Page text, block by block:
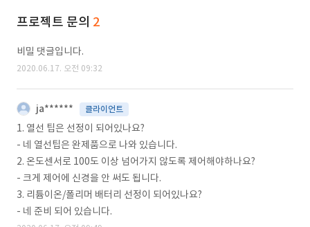
프로젝트 문의 2
비밀 댓글입니다.
2020.06.17. 오전 09:32
ja****** 클라이언트
1. 열선 팁은 선정이 되어있나요?
- 네 열선팁은 완제품으로 나와 있습니다.
2. 온도센서로 100도 이상 넘어가지 않도록 제어해야하나요?
- 크게 제어에 신경을 안 써도 됩니다.
3. 리튬이온/폴리머 배터리 선정이 되어있나요?
- 네 준비 되어 있습니다.